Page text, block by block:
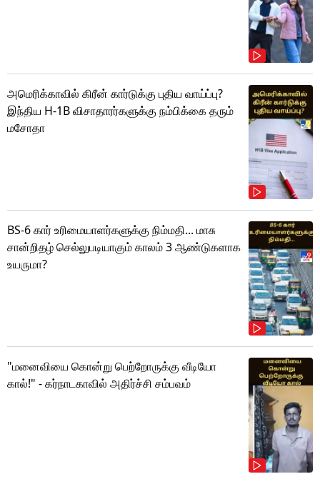
அமெரிக்காவில் கிரீன் கார்டுக்கு புதிய வாய்ப்பு?
இந்திய H-1B விசாதாரர்களுக்கு நம்பிக்கை தரும்
மசோதா
BS-6 கார் உரிமையாளர்களுக்கு நிம்மதி... மாசு
சான்றிதழ் செல்லுபடியாகும் காலம் 3 ஆண்டுகளாக
உயருமா?
"மனைவியை கொன்று பெற்றோருக்கு வீடியோ
கால்!" - கர்நாடகாவில் அதிர்ச்சி சம்பவம்